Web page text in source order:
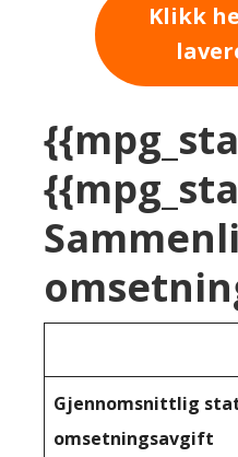
Klikk
Gjennomsnittlig
omsetningsavgift